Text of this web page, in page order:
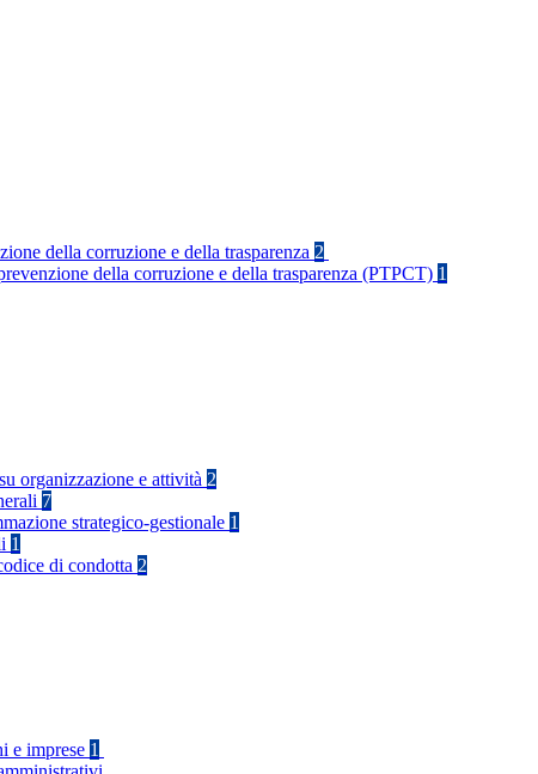
della corruzione e della trasparenza 2
della corruzione e della trasparenza (PTPCT) 1
organizzazione e attività 2
7
strategico-gestionale 1
1
di condotta 2
e imprese 1